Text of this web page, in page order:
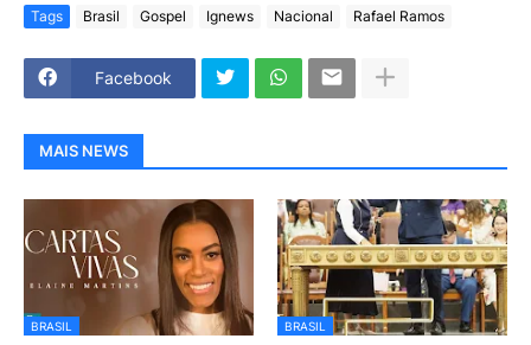
Tags Brasil Gospel Ignews Nacional Rafael Ramos
Facebook
MAIS NEWS
BRASIL BRASIL